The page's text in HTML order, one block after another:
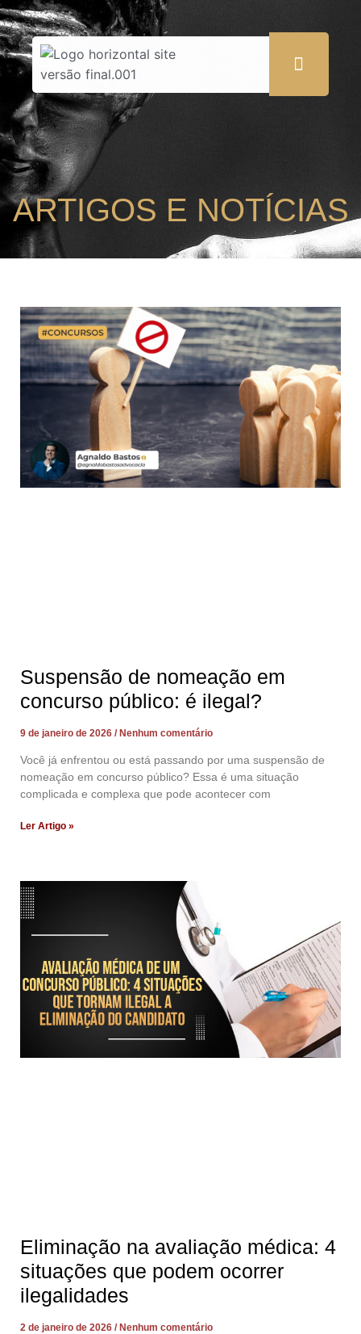
ARTIGOS E NOTÍCIAS
Suspensão de nomeação em
concurso público: é ilegal?
9 de janeiro de 2026 Nenhum comentário
Você já enfrentou ou está passando por uma suspensão de
nomeação em concurso público? Essa é uma situação
complicada e complexa que pode acontecer com
Ler Artigo »
Eliminação na avaliação médica: 4
situações que podem ocorrer
ilegalidades
2 de janeiro de 2026 Nenhum comentário